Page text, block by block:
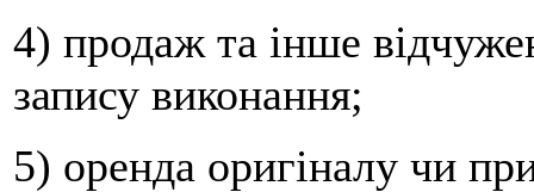
4) продаж та інше
запису виконання;
5) оренда оригіналу чи